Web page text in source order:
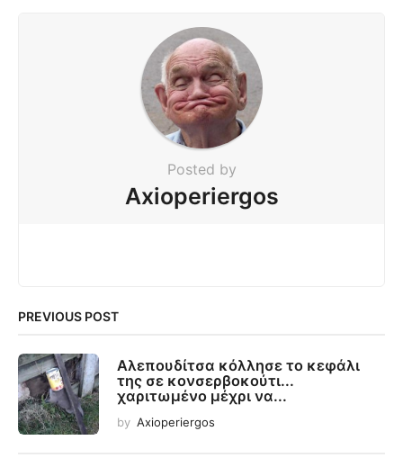
Posted by
Axioperiergos
PREVIOUS POST
Αλεπουδίτσα κόλλησε το κεφάλι
της σε κονσερβοκούτι...
χαριτωμένο μέχρι να...
by Axioperiergos